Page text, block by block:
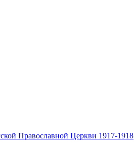
Православной Церкви 1917-1918